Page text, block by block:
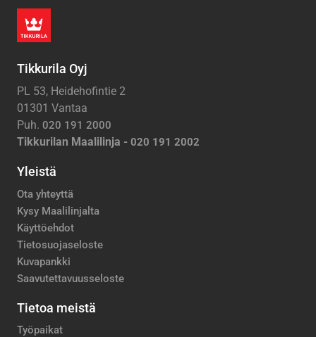
Tikkurila Oyj
PL 53, Heidehofintie 2
01301 Vantaa
Puh. 020 191 2000
Tikkurilan Maalilinja - 020 191 2002
Yleistä
Ota yhteyttä
Kysy Maalilinjalta
Käyttöehdot
Tietosuojaseloste
Kuvapankki
Saavutettavuusseloste
Tietoa meistä
Työpaikat